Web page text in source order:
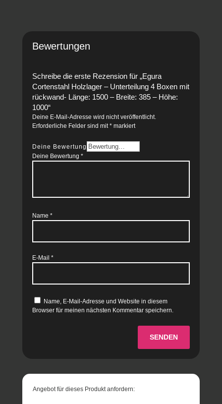
Bewertungen
Schreibe die erste Rezension für „Egura
Cortenstahl Holzlager – Unterteilung 4 Boxen mit
rückwand- Länge: 1500 – Breite: 385 – Höhe:
1000“
Deine E-Mail-Adresse wird nicht veröffentlicht.
Erforderliche Felder sind mit*markiert
Deine Bewertung
Deine Bewertung *
Name *
E-Mail *
Name, E-Mail-Adresse und Website in diesem
Browser für meinen nächsten Kommentar speichern.
SENDEN
Angebot für dieses Produkt anfordern: